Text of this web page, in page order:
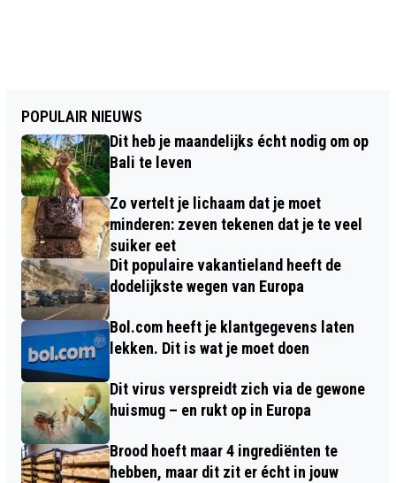
POPULAIR NIEUWS
Dit heb je maandelijks écht nodig om op
Bali te leven
Zo vertelt je lichaam dat je moet
minderen: zeven tekenen dat je te veel
suiker eet
Dit populaire vakantieland heeft de
dodelijkste wegen van Europa
Bol.com heeft je klantgegevens laten
lekken. Dit is wat je moet doen
Dit virus verspreidt zich via de gewone
huismug – en rukt op in Europa
Brood hoeft maar 4 ingrediënten te
hebben, maar dit zit er écht in jouw